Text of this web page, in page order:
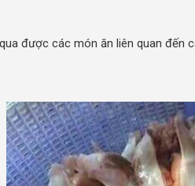
được các món ăn liên quan đến